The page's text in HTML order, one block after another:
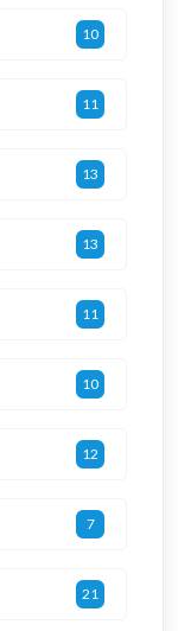
10
11
13
13
11
10
12
7
21